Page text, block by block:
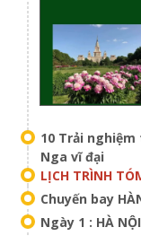
10 Trải
Nga vĩ đại
LỊCH TRÌNH
Chuyến bay
Ngày 1 : HÀ